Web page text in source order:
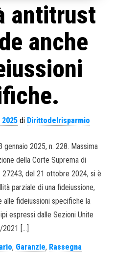
antitrust
anche
di Dirittodelrisparmio
2025, n. 228. Massima
della Corte Suprema di
27243, del 21 ottobre 2024, si è
parziale di una fideiussione,
fideiussioni specifiche la
espressi dalle Sezioni Unite
2021 […]
, Garanzie, Rassegna